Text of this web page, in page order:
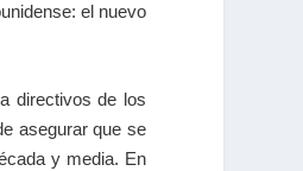
el nuevo
directivos de los
asegurar que se
y media. En